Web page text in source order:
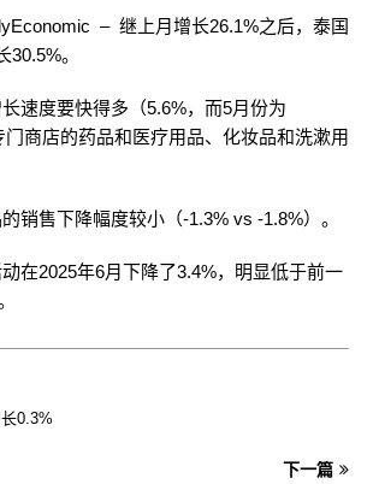
– 继上月增长26.1%之后，泰国
。
速度要快得多（5.6%，而5月份为
门商店的药品和医疗用品、化妆品和洗漱用
销售下降幅度较小（-1.3% vs -1.8%）。
在2025年6月下降了3.4%，明显低于前一
0.3%
下一篇